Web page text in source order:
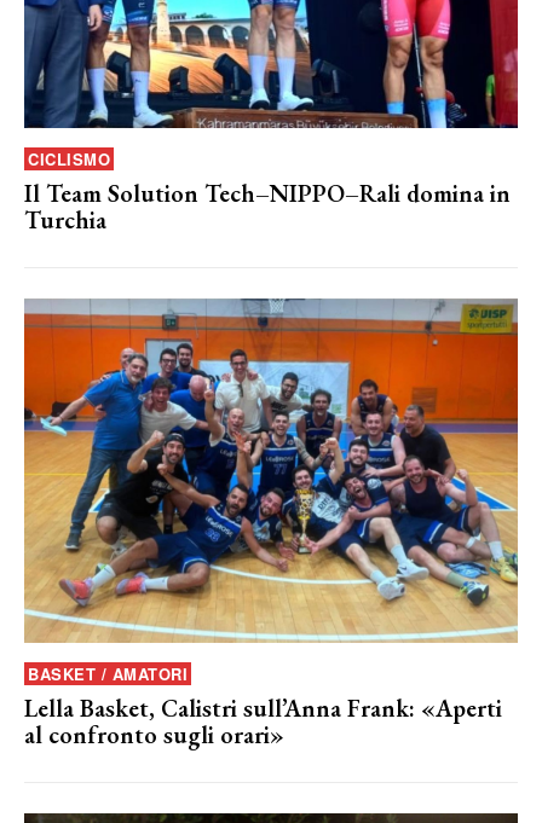
CICLISMO
Il Team Solution Tech–NIPPO–Rali domina in
Turchia
BASKET / AMATORI
Lella Basket, Calistri sull’Anna Frank: «Aperti
al confronto sugli orari»